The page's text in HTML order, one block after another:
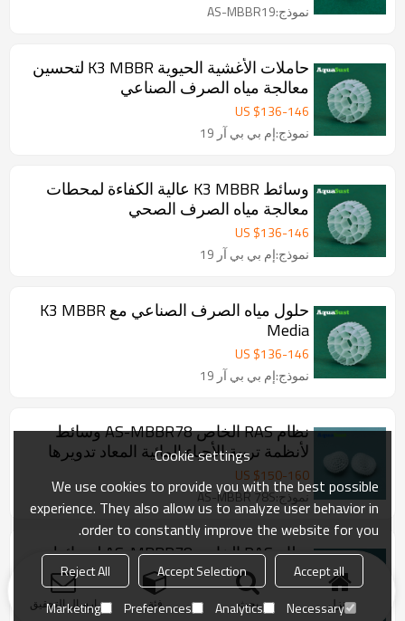
نموذج:AS-MBBR19
حاملات الأغشية الحيوية K3 MBBR لتحسين
معالجة مياه الصرف الصناعي
US $136-146
نموذج:إم بي بي آر 19
وسائط K3 MBBR عالية الكفاءة لمحطات
معالجة مياه الصرف الصحي
US $136-146
نموذج:إم بي بي آر 19
حلول مياه الصرف الصناعي مع K3 MBBR
Media
US $136-146
نموذج:إم بي بي آر 19
نظام RAS الخاص AS-MBBR78 وسائط
لأنظمة تربية الأحياء المائية المعاد تدويرها
US $150-160
نموذج:AS-MBBR 78S
نظام RAS الخاص AS-MBBR78 لوسائط
مياه الصرف الصحي لتربية الأحياء المائية
US $ منزل بحث فئة ارسال التحقيق
Cookie settings
We use cookies to provide you with the best possible
experience. They also allow us to analyze user behavior in
order to constantly improve the website for you.
Accept all
Accept Selection
Reject All
Necessary
Analytics
Preferences
Marketing